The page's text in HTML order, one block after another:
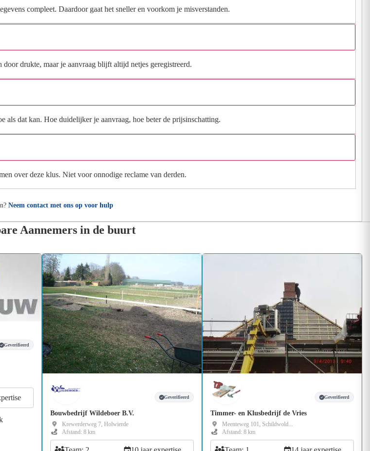
compleet. Daardoor gaat het sneller en voorkom je misverstanden.
drukte, maar je aanvraag blijft altijd netjes geregistreerd.
als dat kan. Hoe duidelijker je aanvraag, hoe beter de prijsinschatting.
over deze klus. Niet voor onnodige reclame van derden.
Neem contact met ons op voor hulp
Aannemers in de buurt
Geverifieerd
Geverifieerd
Bouwbedrijf Wildeboer B.V.
Krewerderweg 7, Holwierde
Afstand: 8 km
Geverifieerd
Timmer- en Klusbedrijf de Vries
Meenteweg 101, Schildwold...
Afstand: 8 km